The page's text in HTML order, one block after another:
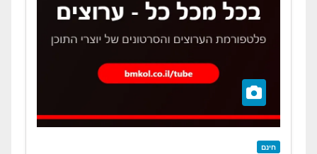
חינם